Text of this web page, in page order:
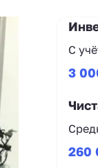
С
3
260